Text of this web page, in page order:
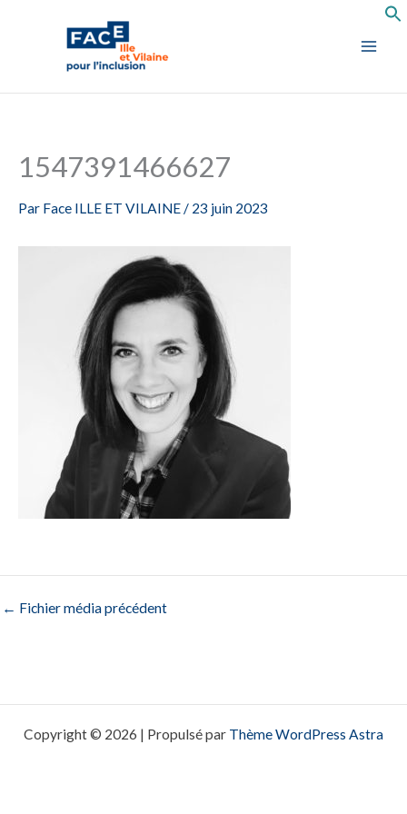
1547391466627
Par Face ILLE ET VILAINE / 23 juin 2023
← Fichier média précédent
Copyright © 2026 | Propulsé par Thème WordPress Astra